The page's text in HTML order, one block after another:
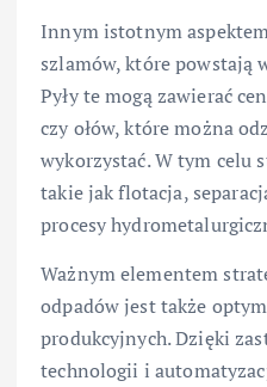
Innym istotnym
szlamów, które powstają
Pyły te mogą zawierać
czy ołów, które można
wykorzystać. W tym celu
takie jak flotacja,
procesy
Ważnym elementem
odpadów jest także
produkcyjnych. Dzięki
technologii i